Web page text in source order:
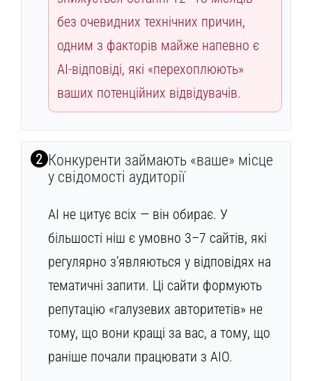
без очевидних технічних причин,
одним з факторів майже напевно є
AI-відповіді, які «перехоплюють»
ваших потенційних відвідувачів.
2 Конкуренти займають «ваше» місце
у свідомості аудиторії
AI не цитує всіх — він обирає. У
більшості ніш є умовно 3–7 сайтів, які
регулярно з’являються у відповідях на
тематичні запити. Ці сайти формують
репутацію «галузевих авторитетів» не
тому, що вони кращі за вас, а тому, що
раніше почали працювати з AIO.